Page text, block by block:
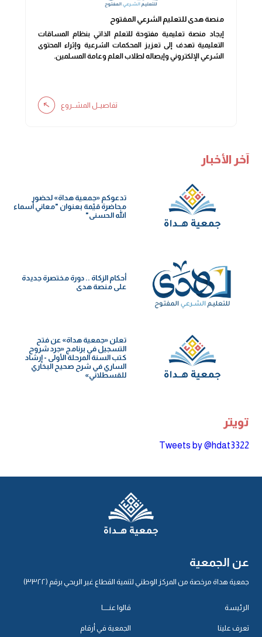
منصة هدى للتعليم الشرعي المفتوح
إيجاد منصة تعليمية مفتوحة للتعلم الذاتي بنظام المساقات
التعليمية تهدف إلى تعزيز المحكمات الشرعية وإثراء المحتوى
الشرعي الإلكتروني وإيصاله لطلاب العلم وعامة المسلمين.
تفاصيــل المشــروع
آخر الأخبار
تدعوكم «جمعية هداة» لحضور
محاضرة قيّمة بعنوان "معاني أسماء
الله الحسنى"
أحكام الزكاة .. دورة مختصرة جديدة
على منصة هدى
تعلن «جمعية هداة» عن فتح
التسجيل في برنامج «جرد شروح
كتب السنة️ المرحلة الأولى - إرشاد
الساري في شرح صحيح البخاري
للقسطلاني»
تويتر
Tweets by @hdat3322
عن الجمعية
جمعية هداة مرخصة من المركز الوطني لتنمية القطاع غير الربحي برقم (٣٣٢٢)
الرئيسة
تعرف علينا
قالوا عنـــــا
الجمعية في أرقام